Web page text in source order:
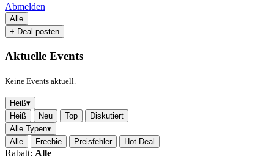
Abmelden
Alle
+ Deal posten
Aktuelle Events
Keine Events aktuell.
Heiß▾
Heiß
Neu Top
Diskutiert
Alle Typen▾
Alle
Freebie Preisfehler Hot-Deal
Rabatt: Alle